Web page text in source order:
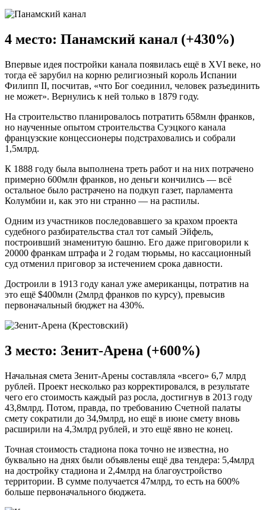
4 место: Панамский канал (+430%)
Впервые идея постройки канала появилась ещё в XVI веке, но
тогда её зарубил на корню религиозный король Испании
Филипп II, посчитав, «что Бог соединил, человек разъединить
не может». Вернулись к ней только в 1879 году.
На строительство планировалось потратить 658млн франков,
но наученные опытом строительства Суэцкого канала
французские концессионеры подстраховались и собрали
1,5млрд.
К 1888 году была выполнена треть работ и на них потрачено
примерно 600млн франков, но деньги кончились — всё
остальное было растрачено на подкуп газет, парламента
Колумбии и, как это ни странно — на распилы.
Одним из участников последовавшего за крахом проекта
судебного разбирательства стал тот самый Эйфель,
построивший знаменитую башню. Его даже приговорили к
20000 франкам штрафа и 2 годам тюрьмы, но кассационный
суд отменил приговор за истечением срока давности.
Достроили в 1913 году канал уже американцы, потратив на
это ещё $400млн (2млрд франков по курсу), превысив
первоначальный бюджет на 430%.
3 место: Зенит-Арена (+600%)
Начальная смета Зенит-Арены составляла «всего» 6,7 млрд
рублей. Проект несколько раз корректировался, в результате
чего его стоимость каждый раз росла, достигнув в 2013 году
43,8млрд. Потом, правда, по требованию Счетной палаты
смету сократили до 34,9млрд, но ещё в июне смету вновь
расширили на 4,3млрд рублей, и это ещё явно не конец.
Точная стоимость стадиона пока точно не известна, но
буквально на днях были объявлены ещё два тендера: 5,4млрд
на достройку стадиона и 2,4млрд на благоустройство
территории. В сумме получается 47млрд, то есть на 600%
больше первоначального бюджета.